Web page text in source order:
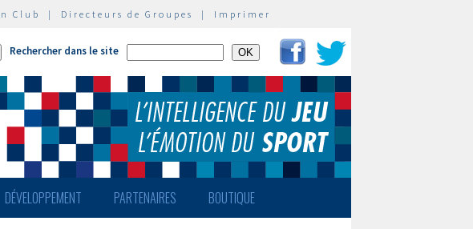
Club | Directeurs de Groupes | Imprimer
Rechercher dans le site
DÉVELOPPEMENT PARTENAIRES BOUTIQUE